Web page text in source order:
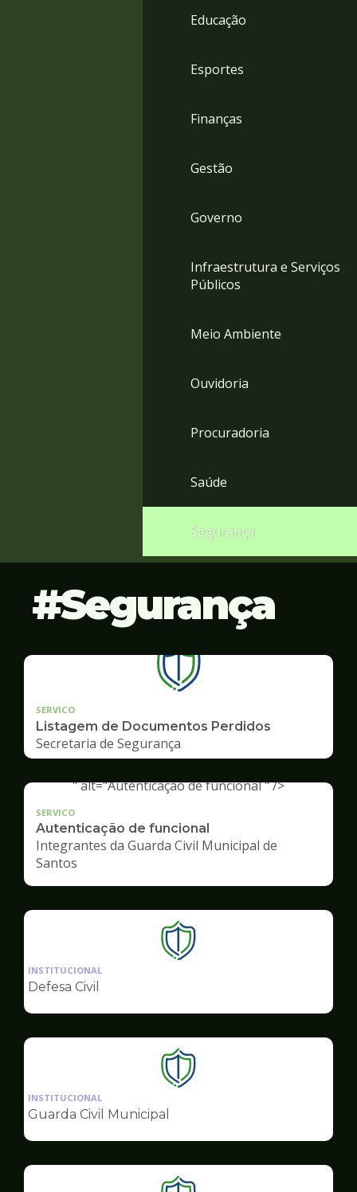
Educação
Esportes
Finanças
Gestão
Governo
Infraestrutura e Serviços
Públicos
Meio Ambiente
Ouvidoria
Procuradoria
Saúde
Segurança
Segurança
SERVICO
Listagem de Documentos Perdidos
Secretaria de Segurança
" alt="Autenticação de funcional " />
SERVICO
Autenticação de funcional
Integrantes da Guarda Civil Municipal de
Santos
Ilustração
da
Segurança
INSTITUCIONAL
Defesa Civil
Ilustração
da
Segurança
INSTITUCIONAL
Guarda Civil Municipal